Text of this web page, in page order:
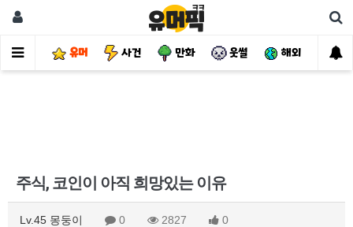
유머 사건 만화 웃썰 해외 핫
주식, 코인이 아직 희망있는 이유
Lv.45 몽둥이 0 2827 0